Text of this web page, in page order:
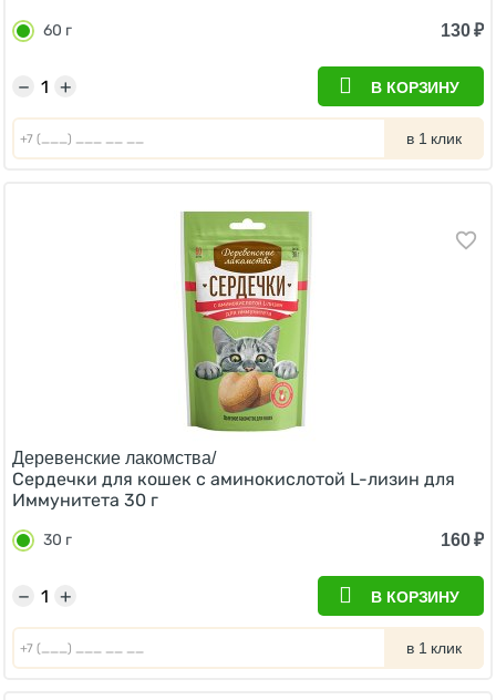
60 г 130₽
+
− В КОРЗИНУ
в 1 клик
Деревенские лакомства/
Сердечки для кошек с аминокислотой L-лизин для
Иммунитета 30 г
30 г 160₽
+
− В КОРЗИНУ
в 1 клик